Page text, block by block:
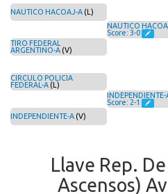
NAUTICO HACOAJ-A (L)
TIRO FEDERAL
ARGENTINO-A (V)
CIRCULO POLICIA
FEDERAL-A (L)
INDEPENDIENTE-A (V)
NAUTICO
Score: 3-0
INDEPENDIENTE-
Score: 2-1
Llave Rep.
Ascensos)